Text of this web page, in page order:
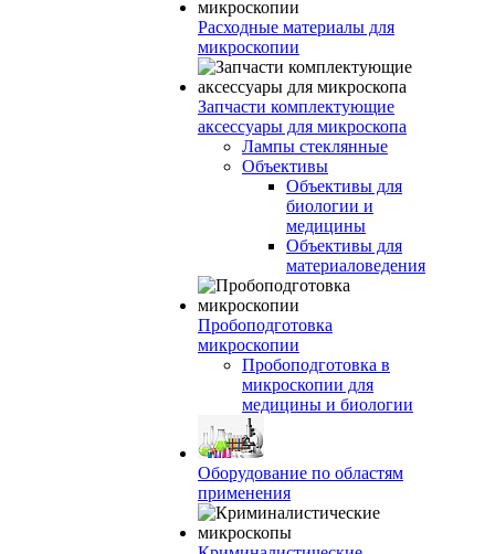
Расходные материалы для
микроскопии
Запчасти комплектующие
аксессуары для микроскопа
Лампы стеклянные
Объективы
Объективы для
биологии и
медицины
Объективы для
материаловедения
Пробоподготовка
микроскопии
Пробоподготовка в
микроскопии для
медицины и биологии
Оборудование по областям
применения